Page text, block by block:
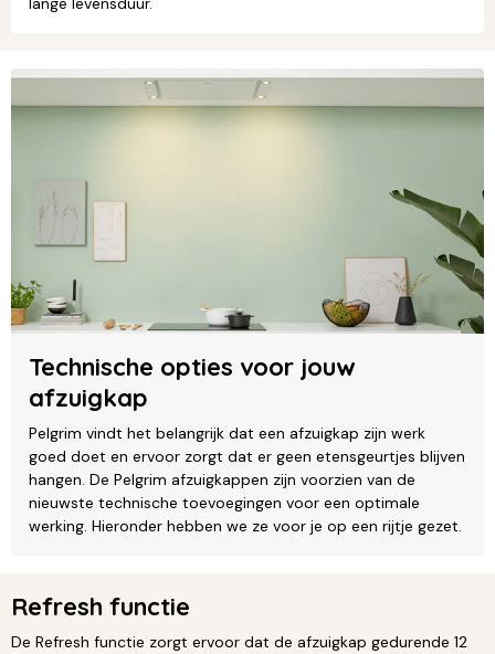
Technische opties voor jouw
afzuigkap
Pelgrim vindt het belangrijk dat een afzuigkap zijn werk
goed doet en ervoor zorgt dat er geen etensgeurtjes blijven
hangen. De Pelgrim afzuigkappen zijn voorzien van de
nieuwste technische toevoegingen voor een optimale
werking. Hieronder hebben we ze voor je op een rijtje gezet.
Refresh functie
De Refresh functie zorgt ervoor dat de afzuigkap gedurende 12